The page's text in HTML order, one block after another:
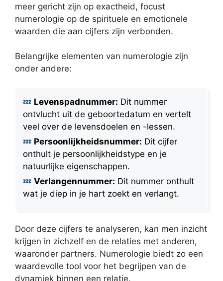
meer gericht zijn op exactheid, focust
numerologie op de spirituele en emotionele
waarden die aan cijfers zijn verbonden.
Belangrijke elementen van numerologie zijn
onder andere:
Levenspadnummer: Dit nummer
ontvlucht uit de geboortedatum en vertelt
veel over de levensdoelen en -lessen.
Persoonlijkheidsnummer: Dit cijfer
onthult je persoonlijkheidstype en je
natuurlijke eigenschappen.
Verlangennummer: Dit nummer onthult
wat je diep in je hart zoekt en verlangt.
Door deze cijfers te analyseren, kan men inzicht
krijgen in zichzelf en de relaties met anderen,
waaronder partners. Numerologie biedt zo een
waardevolle tool voor het begrijpen van de
dynamiek binnen een relatie.